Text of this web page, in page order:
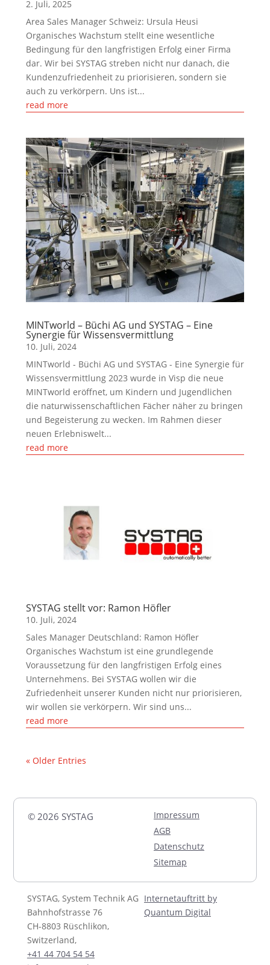
2. Juli, 2025
Area Sales Manager Schweiz: Ursula Heusi
Organisches Wachstum stellt eine wesentliche
Bedingung für den langfristigen Erfolg einer Firma
dar. Wir bei SYSTAG streben nicht nur danach, die
Kundenzufriedenheit zu priorisieren, sondern sie
auch zu verkörpern. Uns ist...
read more
MINTworld – Büchi AG und SYSTAG – Eine
Synergie für Wissensvermittlung
10. Juli, 2024
MINTworld - Büchi AG und SYSTAG - Eine Synergie für
Wissensvermittlung 2023 wurde in Visp die neue
MINTworld eröffnet, um Kindern und Jugendlichen
die naturwissenschaftlichen Fächer näher zu bringen
und Begeisterung zu wecken. Im Rahmen dieser
neuen Erlebniswelt...
read more
SYSTAG stellt vor: Ramon Höfler
10. Juli, 2024
Sales Manager Deutschland: Ramon Höfler
Organisches Wachstum ist eine grundlegende
Voraussetzung für den langfristigen Erfolg eines
Unternehmens. Bei SYSTAG wollen wir die
Zufriedenheit unserer Kunden nicht nur priorisieren,
wir wollen sie verkörpern. Wir sind uns...
read more
« Older Entries
© 2026 SYSTAG
Impressum
AGB
Datenschutz
Sitemap
SYSTAG, System Technik AG
Bahnhofstrasse 76
CH-8803 Rüschlikon,
Switzerland,
+41 44 704 54 54
Internetauftritt by
Quantum Digital